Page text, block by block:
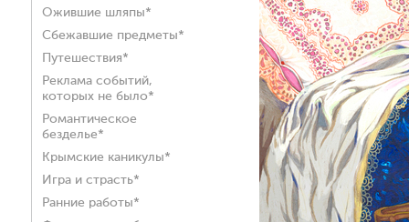
Ожившие шляпы*
Сбежавшие предметы*
Путешествия*
Реклама событий,
которых не было*
Романтическое
безделье*
Крымские каникулы*
Игра и страсть*
Ранние работы*